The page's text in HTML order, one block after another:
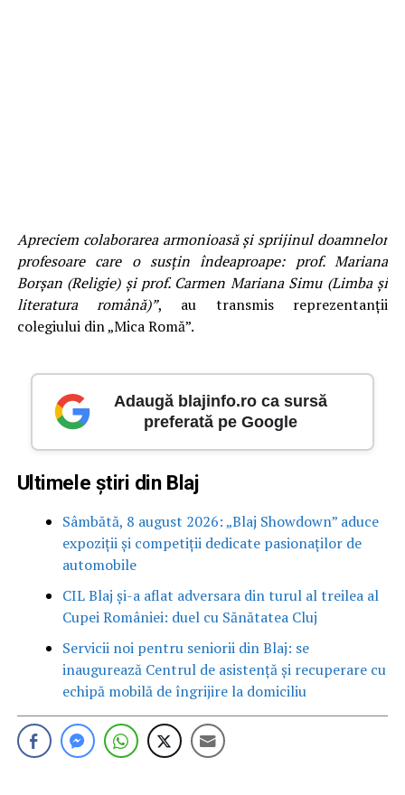
Apreciem colaborarea armonioasă și sprijinul doamnelor
profesoare care o susțin îndeaproape: prof. Mariana
Borșan (Religie) și prof. Carmen Mariana Simu (Limba și
literatura română)”, au transmis reprezentanții
colegiului din „Mica Romă”.
Adaugă blajinfo.ro ca sursă
preferată pe Google
Ultimele știri din Blaj
Sâmbătă, 8 august 2026: „Blaj Showdown” aduce
expoziții și competiții dedicate pasionaților de
automobile
CIL Blaj și-a aflat adversara din turul al treilea al
Cupei României: duel cu Sănătatea Cluj
Servicii noi pentru seniorii din Blaj: se
inaugurează Centrul de asistență și recuperare cu
echipă mobilă de îngrijire la domiciliu